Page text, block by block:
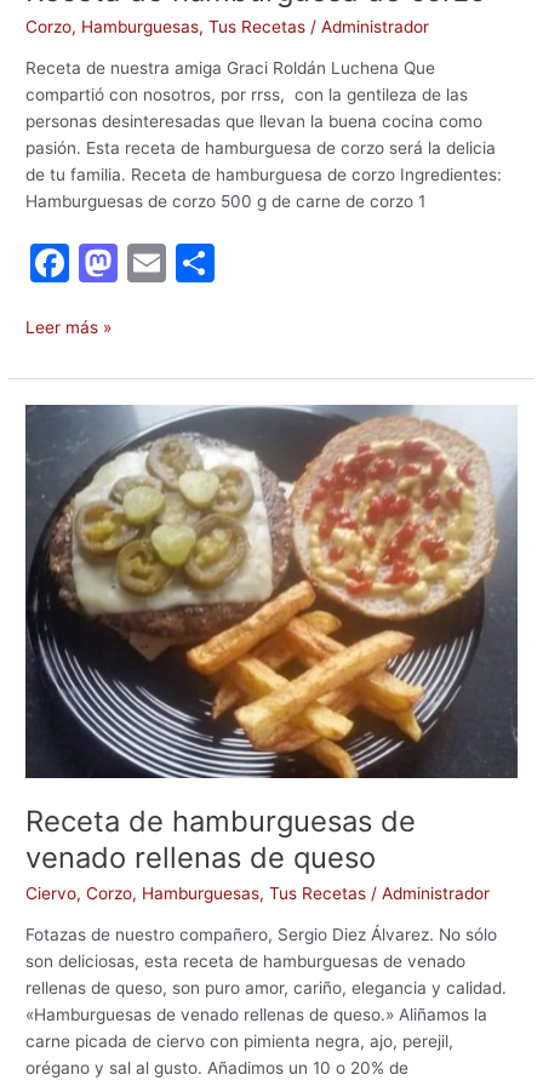
Corzo, Hamburguesas,Tus Recetas /Administrador
Receta de nuestra amiga Graci Roldán Luchena Que
compartió con nosotros, por rrss, con la gentileza de las
personas desinteresadas que llevan la buena cocina como
pasión. Esta receta de hamburguesa de corzo será la delicia
de tu familia. Receta de hamburguesa de corzo Ingredientes:
Hamburguesas de corzo 500 g de carne de corzo 1
F
c
e
b
o
o
k
M
o
d
o
n
E
l
p
ar
tir
Leer más »
Receta de hamburguesas de
venado rellenas de queso
Ciervo,Corzo, Hamburguesas,Tus Recetas /Administrador
Fotazas de nuestro compañero, Sergio Diez Álvarez. No sólo
son deliciosas, esta receta de hamburguesas de venado
rellenas de queso, son puro amor, cariño, elegancia y calidad.
«Hamburguesas de venado rellenas de queso.» Aliñamos la
carne picada de ciervo con pimienta negra, ajo, perejil,
orégano y sal al gusto. Añadimos un 10 o 20% de
Receta
hamburguesas
de
venado
rellenas
de
queso